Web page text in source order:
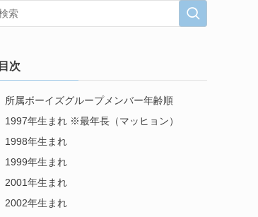
目次
所属ボーイズグループメンバー年齢順
1997年生まれ ※最年長（マッヒョン）
1998年生まれ
1999年生まれ
2001年生まれ
2002年生まれ